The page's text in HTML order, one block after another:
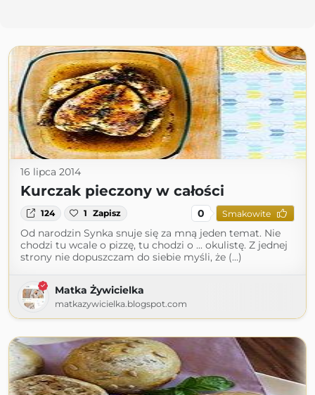
16 lipca 2014
Kurczak pieczony w całości
124 1 Zapisz 0 Smakowite
Od narodzin Synka snuje się za mną jeden temat. Nie
chodzi tu wcale o pizzę, tu chodzi o ... okulistę. Z jednej
strony nie dopuszczam do siebie myśli, że (...)
Matka Żywicielka
matkazywicielka.blogspot.com